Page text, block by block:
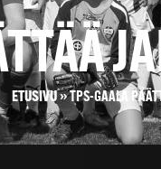
ETUSIVU»TPS-GAALA